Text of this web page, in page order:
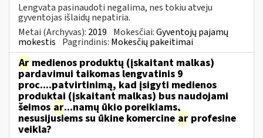
Lengvata pasinaudoti negalima, nes tokiu atveju
gyventojas išlaidų nepatiria.
Metai (Archyvas): 2019 Mokesčiai:Gyventojų pajamų
mokestis Pagrindinis: Mokesčių pakeitimai
Ar medienos produktų (įskaitant malkas)
pardavimui taikomas lengvatinis 9
proc....patvirtinimą, kad įsigyti medienos
produktai (įskaitant malkas) bus naudojami
šeimos ar...namų ūkio poreikiams,
nesusijusiems su ūkine komercine ar profesine
veikla?